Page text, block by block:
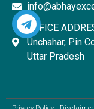
OFFICE
Unchahar, Pin
Uttar Pradesh